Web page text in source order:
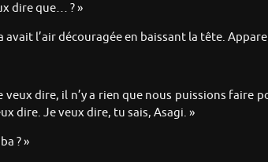
dire que… ? »
avait l’air découragée en baissant la tête.
veux dire, il n’y a rien que nous puissions faire
dire. Je veux dire, tu sais, Asagi. »
? »